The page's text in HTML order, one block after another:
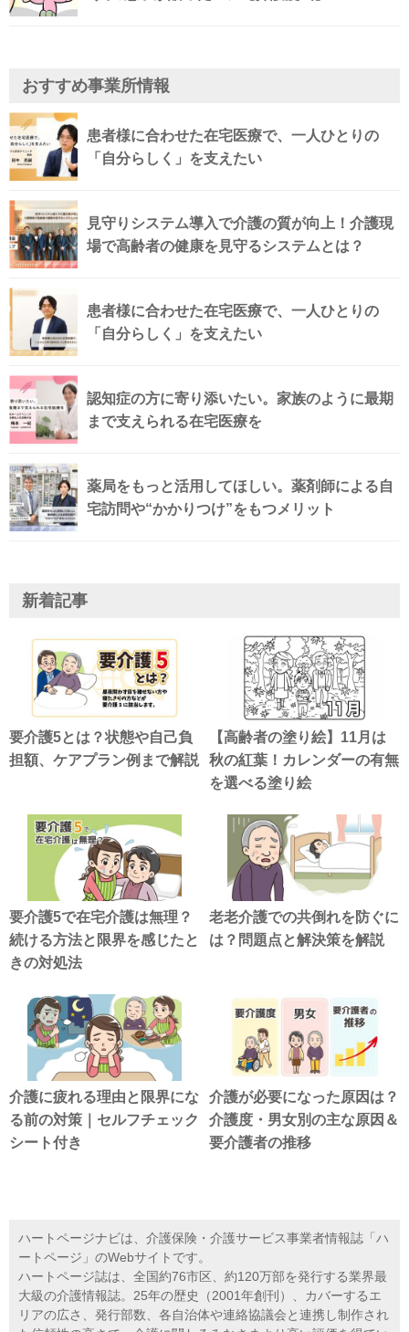
おすすめ事業所情報
患者様に合わせた在宅医療で、一人ひとりの
「自分らしく」を支えたい
見守りシステム導入で介護の質が向上！介護現
場で高齢者の健康を見守るシステムとは？
患者様に合わせた在宅医療で、一人ひとりの
「自分らしく」を支えたい
認知症の方に寄り添いたい。家族のように最期
まで支えられる在宅医療を
薬局をもっと活用してほしい。薬剤師による自
宅訪問や“かかりつけ”をもつメリット
新着記事
要介護5とは？状態や自己負
担額、ケアプラン例まで解説
【高齢者の塗り絵】11月は
秋の紅葉！カレンダーの有無
を選べる塗り絵
要介護5で在宅介護は無理？
続ける方法と限界を感じたと
きの対処法
老老介護での共倒れを防ぐに
は？問題点と解決策を解説
介護に疲れる理由と限界にな
る前の対策｜セルフチェック
シート付き
介護が必要になった原因は？
介護度・男女別の主な原因＆
要介護者の推移
ハートページナビは、介護保険・介護サービス事業者情報誌「ハ
ートページ」のWebサイトです。
ハートページ誌は、全国約76市区、約120万部を発行する業界最
大級の介護情報誌。25年の歴史（2001年創刊）、カバーするエ
リアの広さ、発行部数、各自治体や連絡協議会と連携し制作され